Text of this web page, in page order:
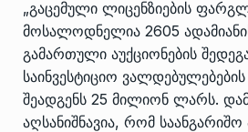
„გაცემული ლიცენზიების
მოსალოდნელია 2605
გამართული აუქციონების
საინვესტიციო
შეადგენს 25 მილიონ ლარს.
აღსანიშნავია, რომ